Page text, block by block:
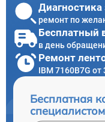
Диагностика
ремонт по
Бесплатный
в день
Ремонт
IBM 7160B7G от
Бесплатная
специалистом